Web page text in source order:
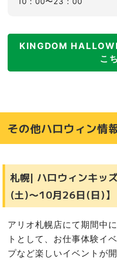
KINGDOM
こ
その他ハロウィン情
札幌| ハロウィンキッ
(土)〜10月26日(日)】
アリオ札幌店にて期間中
トとして、お仕事体験イ
プなど楽しいイベントが開